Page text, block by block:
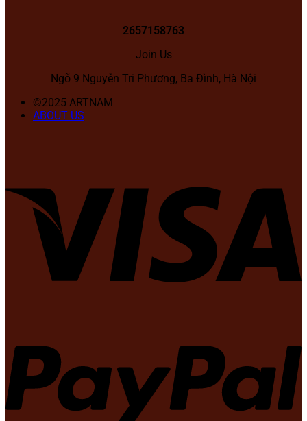
2657158763
Join Us
Ngõ 9 Nguyễn Tri Phương, Ba Đình, Hà Nội
©2025 ARTNAM
ABOUT US